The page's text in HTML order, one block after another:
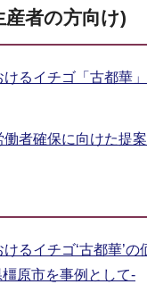
産者の方向け)
けるイチゴ「古都華
働者確保に向けた提案
るイチゴ‘古都華’
橿原市を事例として-